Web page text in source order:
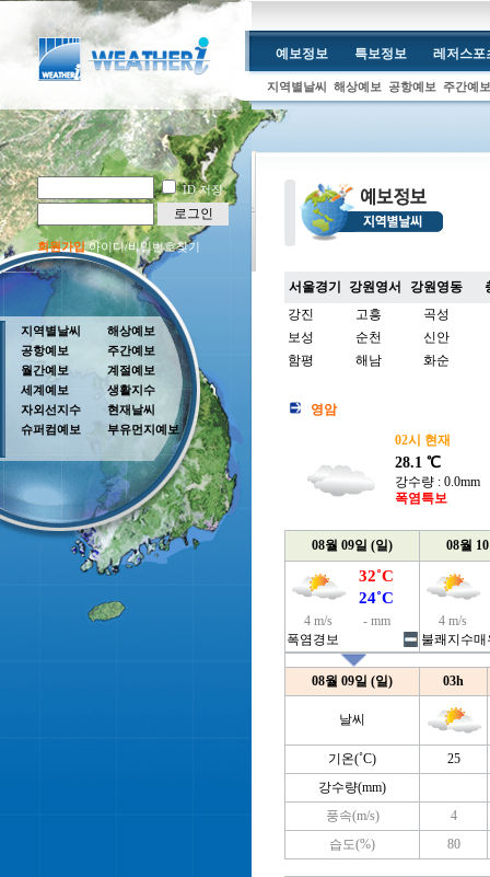
ID 저장
로그인
회원가입아이디/비밀번호찾기
예보정보 특보정보 레저스포
지역별날씨 해상예보 공항예보 주간예보
지역별날씨
공항예보
월간예보
세계예보
자외선지수
슈퍼컴예보
해상예보
주간예보
계절예보
생활지수
현재날씨
부유먼지예보
서울경기 강원영서 강원영동
강진
고흥
곡성
보성
순천
신안
함평
해남 화순
영암
02시 현재
28.1 ℃
강수량 : 0.0mm
폭염특보
08월 09일 (일) 08월
32˚C
24˚C
4 m/s
- mm
폭염경보
4 m/s
불쾌지수
08월 09일 (일) 03h
날씨
기온(˚C)
25
강수량(mm)
풍속(m/s)
4
습도(%)
80